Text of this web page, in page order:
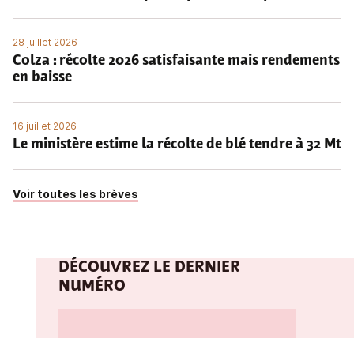
28 juillet 2026
Colza : récolte 2026 satisfaisante mais rendements
en baisse
16 juillet 2026
Le ministère estime la récolte de blé tendre à 32 Mt
Voir toutes les brèves
DÉCOUVREZ LE DERNIER
NUMÉRO